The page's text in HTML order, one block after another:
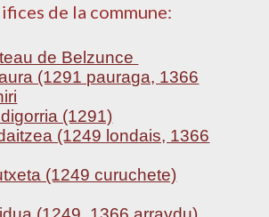
de la commune:
de Belzunce
(1291 pauraga, 1366
(1291)
(1249 londais, 1366
(1249 curuchete)